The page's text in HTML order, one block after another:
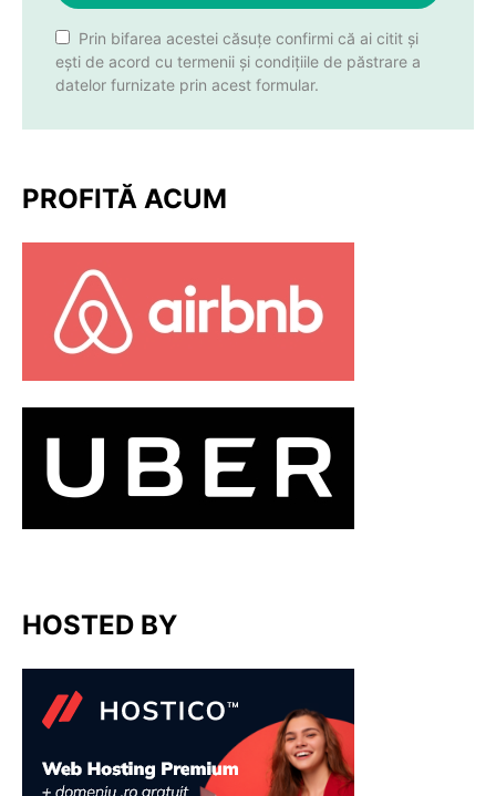
Prin bifarea acestei căsuțe confirmi că ai citit și
ești de acord cu termenii și condițiile de păstrare a
datelor furnizate prin acest formular.
PROFITĂ ACUM
HOSTED BY